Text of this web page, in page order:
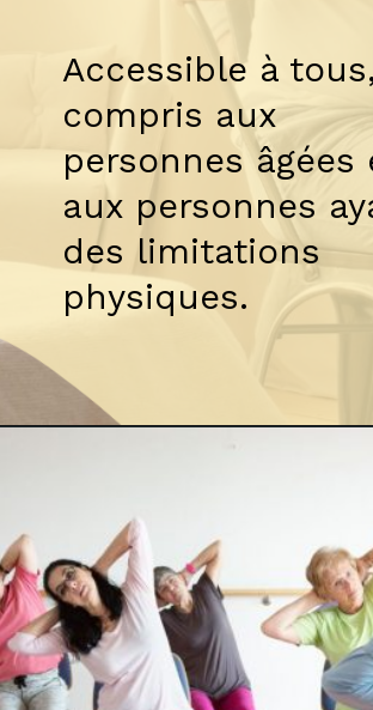
Accessible à
compris aux
personnes âgées
aux personnes
des limitations
physiques.